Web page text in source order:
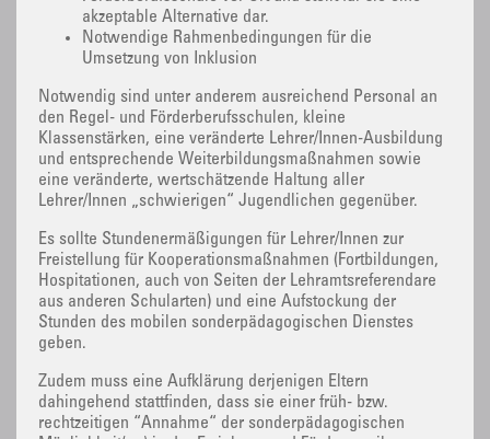
akzeptable Alternative dar.
Notwendige Rahmenbedingungen für die
Umsetzung von Inklusion
Notwendig sind unter anderem ausreichend Personal an
den Regel- und Förderberufsschulen, kleine
Klassenstärken, eine veränderte Lehrer/Innen-Ausbildung
und entsprechende Weiterbildungsmaßnahmen sowie
eine veränderte, wertschätzende Haltung aller
Lehrer/Innen „schwierigen“ Jugendlichen gegenüber.
Es sollte Stundenermäßigungen für Lehrer/Innen zur
Freistellung für Kooperationsmaßnahmen (Fortbildungen,
Hospitationen, auch von Seiten der Lehramtsreferendare
aus anderen Schularten) und eine Aufstockung der
Stunden des mobilen sonderpädagogischen Dienstes
geben.
Zudem muss eine Aufklärung derjenigen Eltern
dahingehend stattfinden, dass sie einer früh- bzw.
rechtzeitigen “Annahme“ der sonderpädagogischen